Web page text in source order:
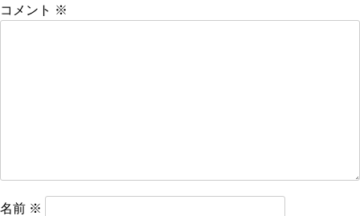
ー
コメント ※
名前 ※